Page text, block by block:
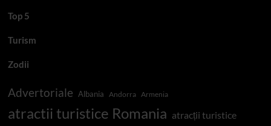
Top 5
Turism
Zodii
Advertoriale Albania Andorra Armenia
atractii turistice Romania atracții turistice